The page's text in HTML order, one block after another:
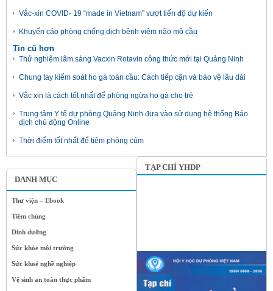
DANH MỤC
Thư viện – Ebook
Tiêm chủng
Dinh dưỡng
Sức khỏe môi trường
Sức khoẻ nghề nghiệp
Vệ sinh an toàn thực phẩm
Vắc-xin COVID- 19 “made in Vietnam” vượt tiến độ dự kiến
Khuyến cáo phòng chống dịch bệnh viêm não mô cầu
Tin cũ hơn
Thử nghiệm lâm sàng Vacxin Rotavin công thức mới tại Quảng Ninh
Chung tay kiểm soát ho gà toàn cầu: Cách tiếp cận và bảo vệ lâu dài
Vắc xin là cách tốt nhất để phòng ngừa ho gà cho trẻ
Trung tâm Y tế dự phòng Quảng Ninh đưa vào sử dụng hệ thống Báo
dịch chủ động Online
Thời điểm tốt nhất để tiêm phòng cúm
TẠP CHÍ YHDP